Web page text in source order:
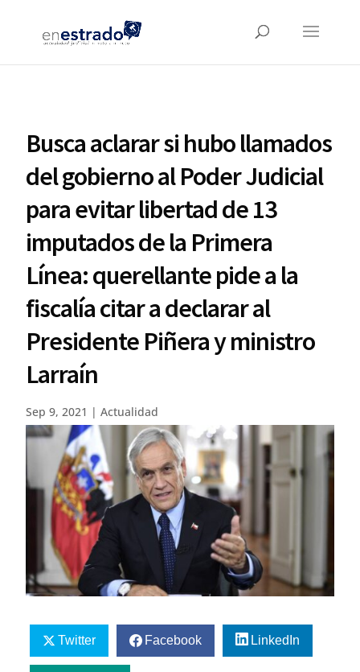
Busca aclarar si hubo llamados
del gobierno al Poder Judicial
para evitar libertad de 13
imputados de la Primera
Línea: querellante pide a la
fiscalía citar a declarar al
Presidente Piñera y ministro
Larraín
Sep 9, 2021 |Actualidad
Twitter Facebook LinkedIn